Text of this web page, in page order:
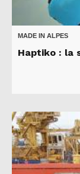
MADE IN ALPES
Haptiko : la